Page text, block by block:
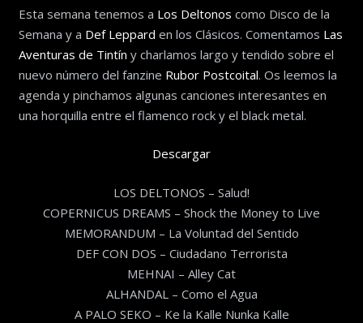
Esta semana tenemos a Los Deltonos como Disco de la
Semana y a Def Leppard en los Clásicos. Comentamos Las
Aventuras de Tintín y charlamos largo y tendido sobre el
nuevo número del fanzine Rubor Postcoital. Os leemos la
agenda y pinchamos algunas canciones interesantes en
una horquilla entre el flamenco rock y el black metal.
Descargar
LOS DELTONOS – Salud!
COPERNICUS DREAMS – Shock the Money to Live
MEMORANDUM – La Voluntad del Sentido
DEF CON DOS – Ciudadano Terrorista
MEHNAI – Alley Cat
ALHANDAL – Como el Agua
A PALO SEKO – Ke la Kalle Nunka Kalle